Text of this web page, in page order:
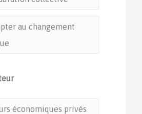
au changement
économiques privés